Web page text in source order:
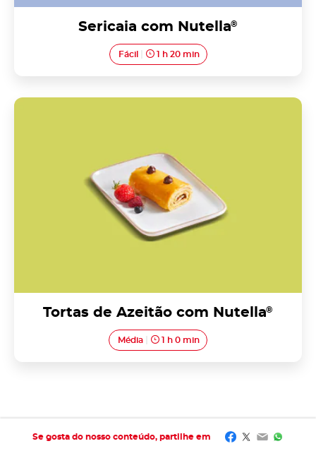
Sericaia com Nutella®
Fácil 1 h 20 min
Tortas de Azeitão com Nutella®
Média 1 h 0 min
Se gosta do nosso conteúdo, partilhe em Facebook
Twitter
Email